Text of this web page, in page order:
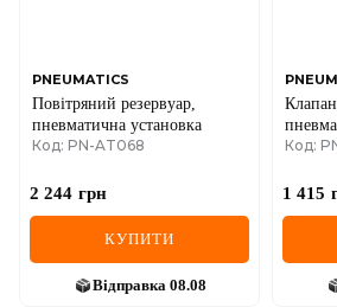
PNEUMATICS
Повітряний резервуар,
пневматична установка
Код: PN-AT068
2 244 грн
КУПИТИ
Відправка 08.08
Код:
1 415